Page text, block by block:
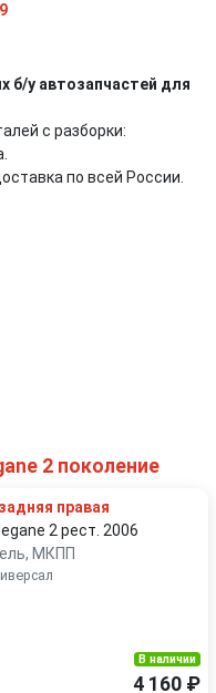
б/у автозапчастей для
с разборки:
по всей России.
2 поколение
правая
2 рест. 2006
МКПП
В наличии
4 160 ₽